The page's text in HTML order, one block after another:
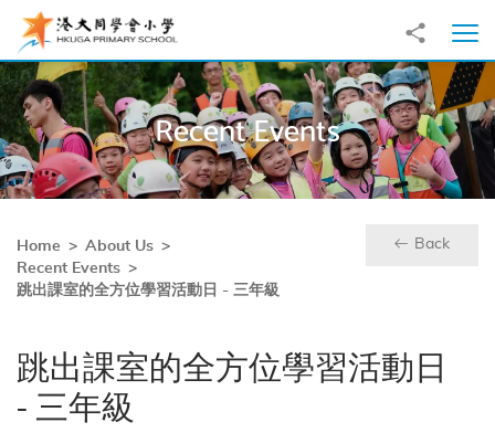
Skip to main content
Share to
Recent Events
Home
About Us
Recent Events
跳出課室的全方位學習活動日 - 三年級
Back
跳出課室的全方位學習活動日
- 三年級